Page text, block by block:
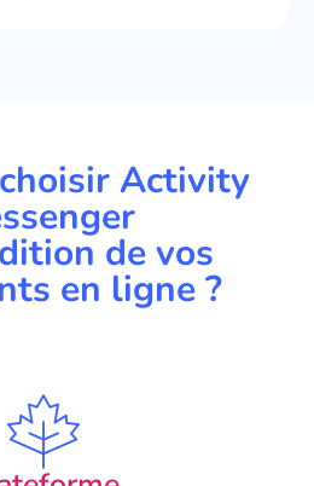
Activity
de vos
en ligne ?